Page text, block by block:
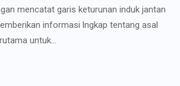
mencatat garis keturunan induk jantan
informasi lngkap tentang asal
untuk...